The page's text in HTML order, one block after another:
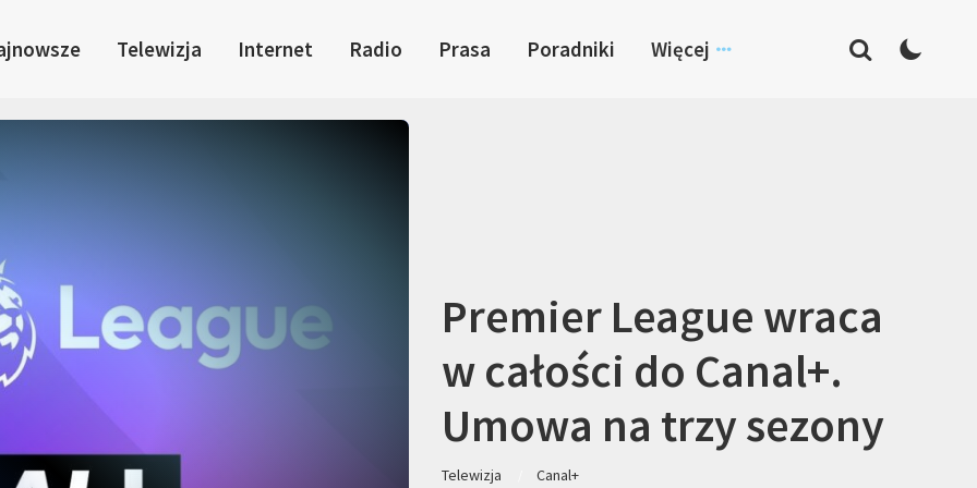
Telewizja Internet Radio Prasa Poradniki Więcej
Premier League wraca
w całości do Canal+.
Umowa na trzy sezony
Telewizja Canal+